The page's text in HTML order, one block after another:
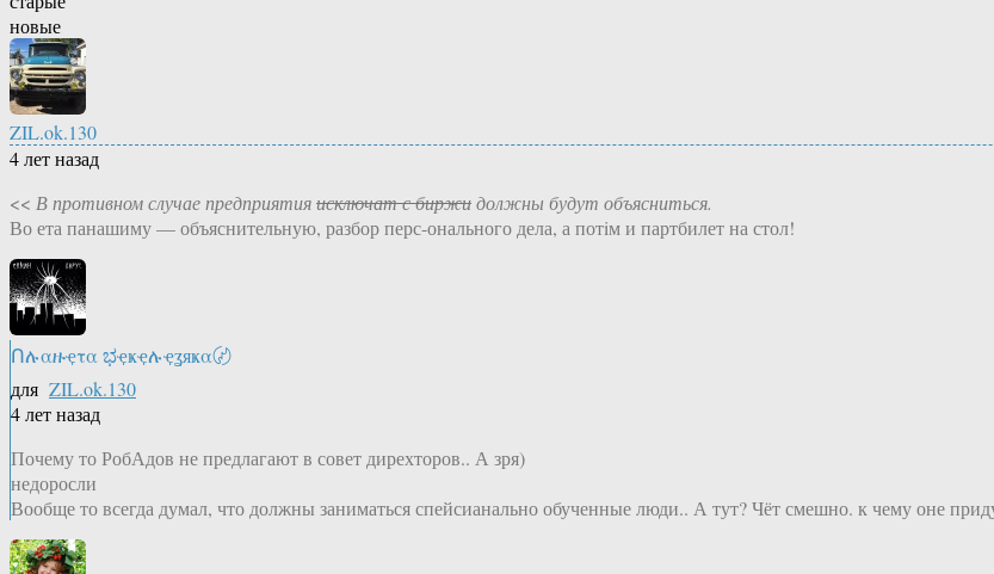
новые
ZIL.ok.130
4 лет назад
<< В противном случае предприятияисключат с биржидолжны будут объясниться.
Во ета панашиму — объяснительную, разбор перс-онального дела, а потiм и партбилет на стол!
Ոሉαዙҿτα ಭҿҝҿሉҿʓяҝα〄
для ZIL.ok.130
4 лет назад
Почему то РобАдов не предлагают в совет дирехторов.. А зря)
недоросли
Вообще то всегда думал, что должны заниматься спейсианально обученные люди.. А тут? Чёт смешно. к чему оне